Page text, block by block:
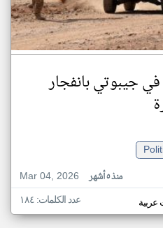
في جيبوتي بانفجار
Mar 04, 2026
منذ ٥ أشهر
عربية عدد الكلمات: ١٨٤